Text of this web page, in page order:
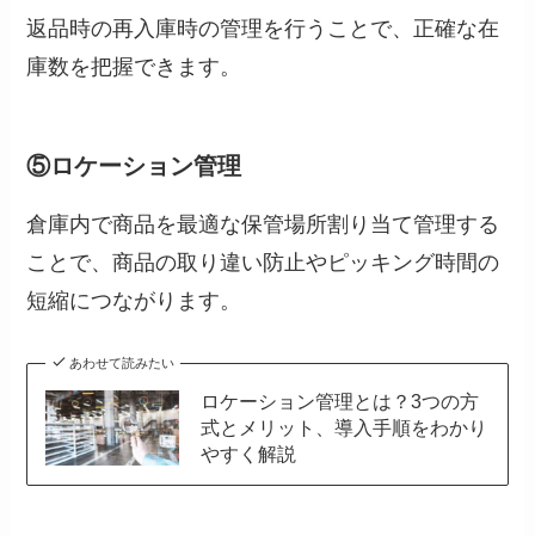
返品時の再入庫時の管理を行うことで、正確な在
庫数を把握できます。
⑤ロケーション管理
倉庫内で商品を最適な保管場所割り当て管理する
ことで、商品の取り違い防止やピッキング時間の
短縮につながります。
あわせて読みたい
ロケーション管理とは？3つの方
式とメリット、導入手順をわかり
やすく解説